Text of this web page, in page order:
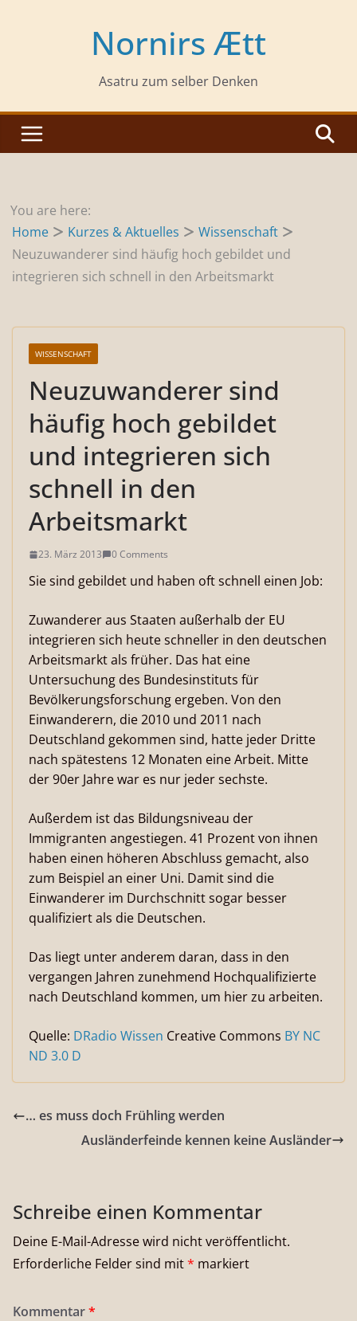
Nornirs Ætt
Asatru zum selber Denken
You are here:
Home
Kurzes & Aktuelles
Wissenschaft
Neuzuwanderer sind häufig hoch gebildet und
integrieren sich schnell in den Arbeitsmarkt
WISSENSCHAFT
Neuzuwanderer sind
häufig hoch gebildet
und integrieren sich
schnell in den
Arbeitsmarkt
23. März 2013 0 Comments
Sie sind gebildet und haben oft schnell einen Job:
Zuwanderer aus Staaten außerhalb der EU
integrieren sich heute schneller in den deutschen
Arbeitsmarkt als früher. Das hat eine
Untersuchung des Bundesinstituts für
Bevölkerungsforschung ergeben. Von den
Einwanderern, die 2010 und 2011 nach
Deutschland gekommen sind, hatte jeder Dritte
nach spätestens 12 Monaten eine Arbeit. Mitte
der 90er Jahre war es nur jeder sechste.
Außerdem ist das Bildungsniveau der
Immigranten angestiegen. 41 Prozent von ihnen
haben einen höheren Abschluss gemacht, also
zum Beispiel an einer Uni. Damit sind die
Einwanderer im Durchschnitt sogar besser
qualifiziert als die Deutschen.
Das liegt unter anderem daran, dass in den
vergangen Jahren zunehmend Hochqualifizierte
nach Deutschland kommen, um hier zu arbeiten.
Quelle: DRadio Wissen Creative Commons BY NC
ND 3.0 D
… es muss doch Frühling werden
Ausländerfeinde kennen keine Ausländer
Schreibe einen Kommentar
Deine E-Mail-Adresse wird nicht veröffentlicht.
Erforderliche Felder sind mit* markiert
Kommentar*